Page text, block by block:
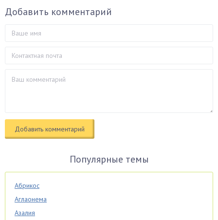
Добавить комментарий
Популярные темы
Абрикос
Аглаонема
Азалия